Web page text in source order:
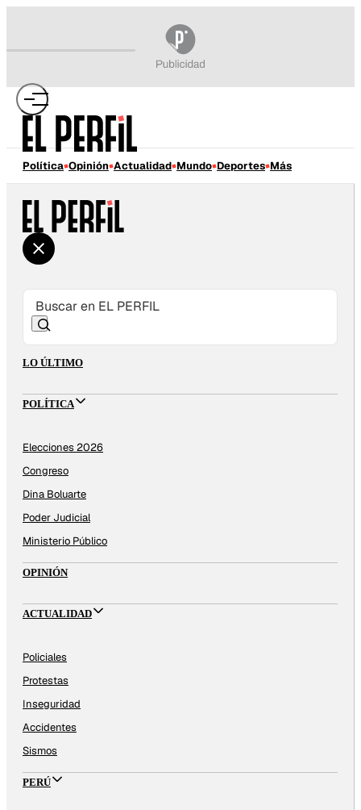
Política Opinión Actualidad Mundo Deportes Más
LO ÚLTIMO
POLÍTICA
Elecciones 2026
Congreso
Dina Boluarte
Poder Judicial
Ministerio Público
OPINIÓN
ACTUALIDAD
Policiales
Protestas
Inseguridad
Accidentes
Sismos
PERÚ